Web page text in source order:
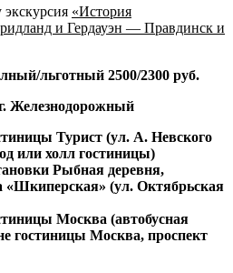
«История
и Гердауэн — Правдинск и
льготный 2500/2300 руб.
Железнодорожный
Турист (ул. А. Невского
или холл гостиницы)
Рыбная деревня,
«Шкиперская» (ул. Октябрьская
Москва (автобусная
гостиницы Москва, проспект